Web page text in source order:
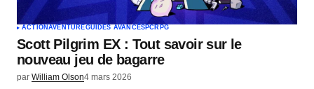
ACTIONAVENTUREGUIDES AVANCÉS PC RPG
Scott Pilgrim EX : Tout savoir sur le
nouveau jeu de bagarre
par William Olson4 mars 2026